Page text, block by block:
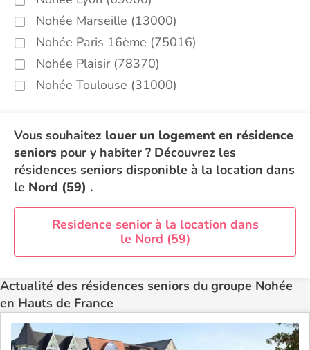
Nohée Marseille (13000)
Nohée Paris 16ème (75016)
Nohée Plaisir (78370)
Nohée Toulouse (31000)
Vous souhaitez louer un logement en résidence
seniors pour y habiter ? Découvrez les
résidences seniors disponible à la location dans
le Nord (59) .
Residence senior à la location dans
le Nord (59)
Actualité des résidences seniors du groupe Nohée
en Hauts de France